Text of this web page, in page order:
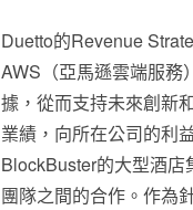
Duetto的Revenue
AWS（亞馬遜雲端服務
據，從而支持未來創新
業績，向所在公司的利
BlockBuster的大型酒
團隊之間的合作。作為